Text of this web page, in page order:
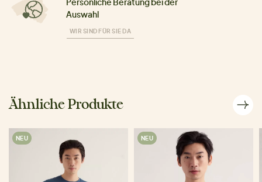
Auswahl
WIR SIND FÜR SIE DA
Ähnliche Produkte
NEU NEU